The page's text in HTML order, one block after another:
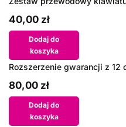
40,00 zł
Dodaj do
koszyka
Rozszerzenie gwarancji z 12
80,00 zł
Dodaj do
koszyka